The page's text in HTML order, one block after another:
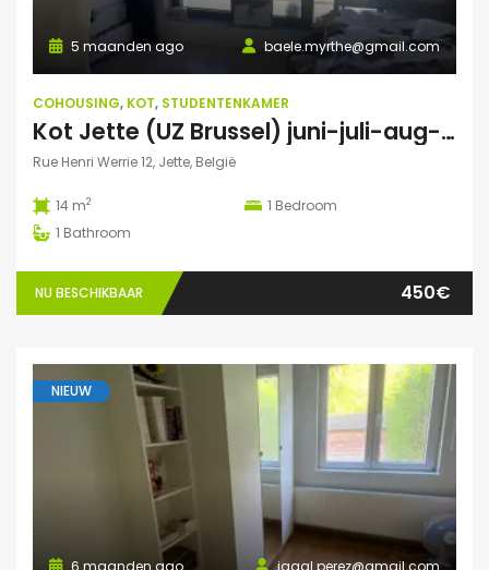
baele.myrthe@gmail.com
5 maanden ago
COHOUSING, KOT, STUDENTENKAMER
Kot Jette (UZ Brussel) juni-juli-aug-sept 2026
Rue Henri Werrie 12, Jette, België
14 m2 1 Bedroom
1 Bathroom
NU BESCHIKBAAR 450€
NIEUW